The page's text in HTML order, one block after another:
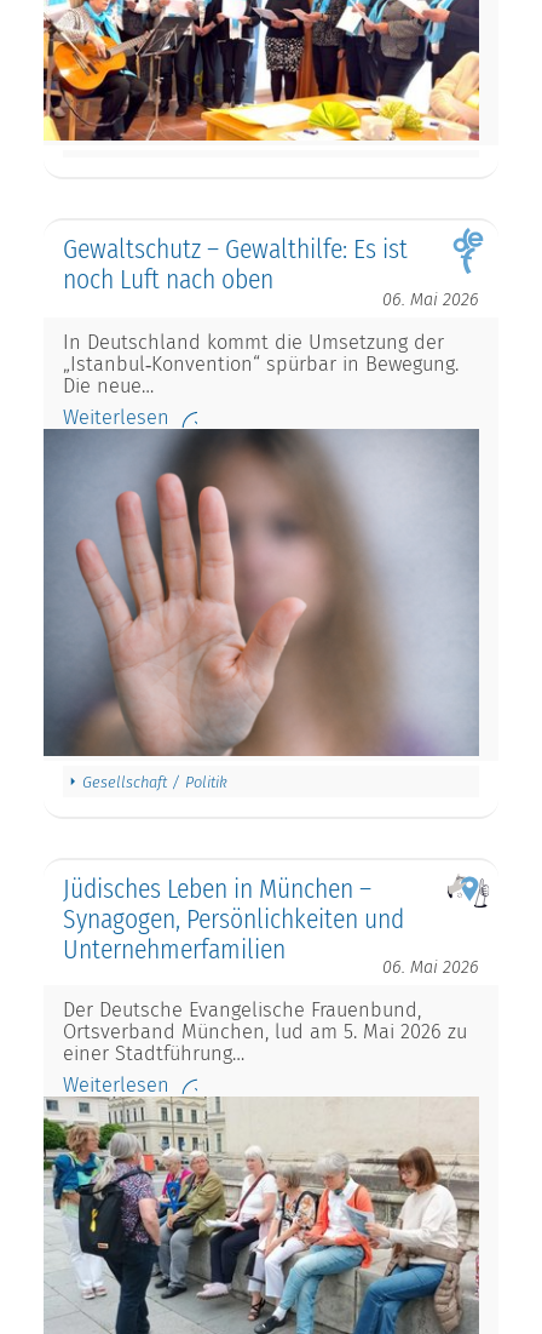
Gewaltschutz – Gewalthilfe: Es ist
noch Luft nach oben
06. Mai 2026
In Deutschland kommt die Umsetzung der
„Istanbul‑Konvention“ spürbar in Bewegung.
Die neue…
Weiterlesen
Gesellschaft / Politik
Jüdisches Leben in München –
Synagogen, Persönlichkeiten und
Unternehmerfamilien
06. Mai 2026
Der Deutsche Evangelische Frauenbund,
Ortsverband München, lud am 5. Mai 2026 zu
einer Stadtführung…
Weiterlesen